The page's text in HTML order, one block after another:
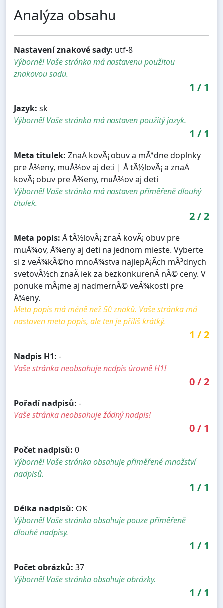
Analýza obsahu
Nastavení znakové sady: utf-8
Výborně! Vaše stránka má nastavenu použitou
znakovou sadu.
1 / 1
Jazyk: sk
Výborně! Vaše stránka má nastaven použitý jazyk.
1 / 1
Meta titulek: ZnaÄ kovÃ¡ obuv a mÃ³dne doplnky
pre Å¾eny, muÅ¾ov aj deti | Å tÃ½lovÃ¡ a znaÄ
kovÃ¡ obuv pre Å¾eny, muÅ¾ov aj deti
Výborně! Vaše stránka má nastaven přiměřeně dlouhý
titulek.
2/2
Meta popis: Å tÃ½lovÃ¡ znaÄ kovÃ¡ obuv pre
muÅ¾ov, Å¾eny aj deti na jednom mieste. Vyberte
si z veÄ¾kÃ©ho mnoÅ¾stva najlepÅ¡Ã­ch mÃ³dnych
svetovÃ½ch znaÄ iek za bezkonkurenÄ nÃ© ceny. V
ponuke mÃ¡me aj nadmernÃ© veÄ¾kosti pre
Å¾eny.
Meta popis má méně než 50 znaků. Vaše stránka má
nastaven meta popis, ale ten je příliš krátký.
1 /2
Nadpis H1: -
Vaše stránka neobsahuje nadpis úrovně H1!
0/2
Pořadí nadpisů: -
Vaše stránka neobsahuje žádný nadpis!
0/ 1
Počet nadpisů: 0
Výborně! Vaše stránka obsahuje přiměřené množství
nadpisů.
1 / 1
Délka nadpisů: OK
Výborně! Vaše stránka obsahuje pouze přiměřeně
dlouhé nadpisy.
1 / 1
Počet obrázků: 37
Výborně! Vaše stránka obsahuje obrázky.
1 / 1